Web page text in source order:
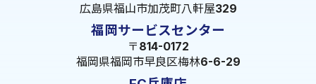
広島県福山市加茂町八軒屋329
福岡サービスセンター
〒814-0172
福岡県福岡市早良区梅林6-6-29